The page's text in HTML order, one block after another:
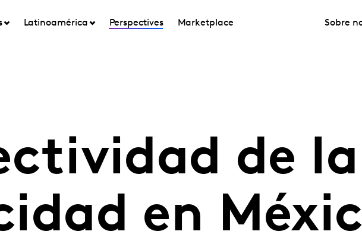
Latinoamérica Perspectives Marketplace Sobre
de la
en